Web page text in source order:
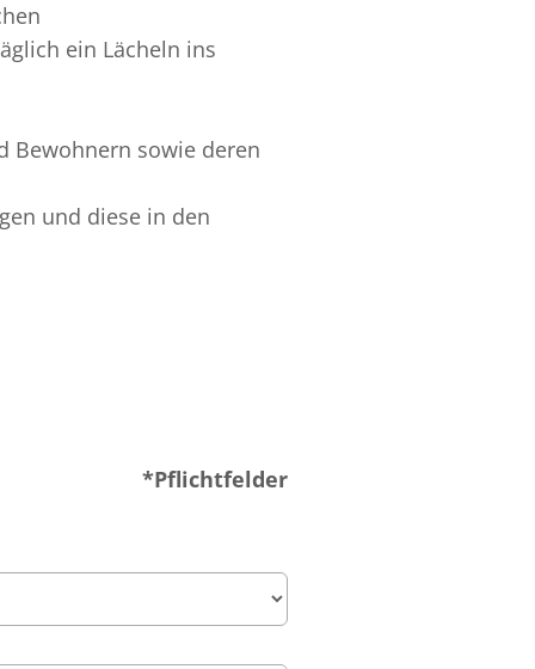
ein Lächeln ins
Bewohnern sowie deren
und diese in den
*Pflichtfelder